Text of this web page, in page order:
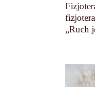
„Ruch